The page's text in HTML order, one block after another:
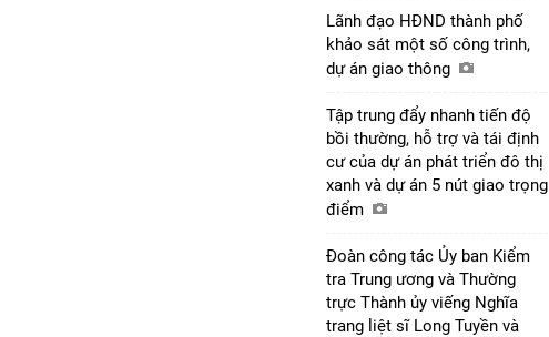
Lãnh đạo HĐND thành phố
khảo sát một số công trình,
dự án giao thông
Tập trung đẩy nhanh tiến độ
bồi thường, hỗ trợ và tái định
cư của dự án phát triển đô thị
xanh và dự án 5 nút giao trọng
điểm
Đoàn công tác Ủy ban Kiểm
tra Trung ương và Thường
trực Thành ủy viếng Nghĩa
trang liệt sĩ Long Tuyền và